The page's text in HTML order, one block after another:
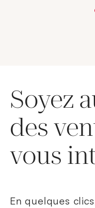
Soyez
des
vous
En quelques